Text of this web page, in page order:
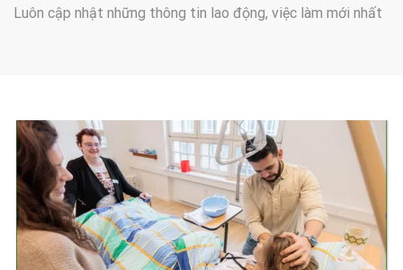
Luôn cập nhật những thông tin lao động, việc làm mới nhất